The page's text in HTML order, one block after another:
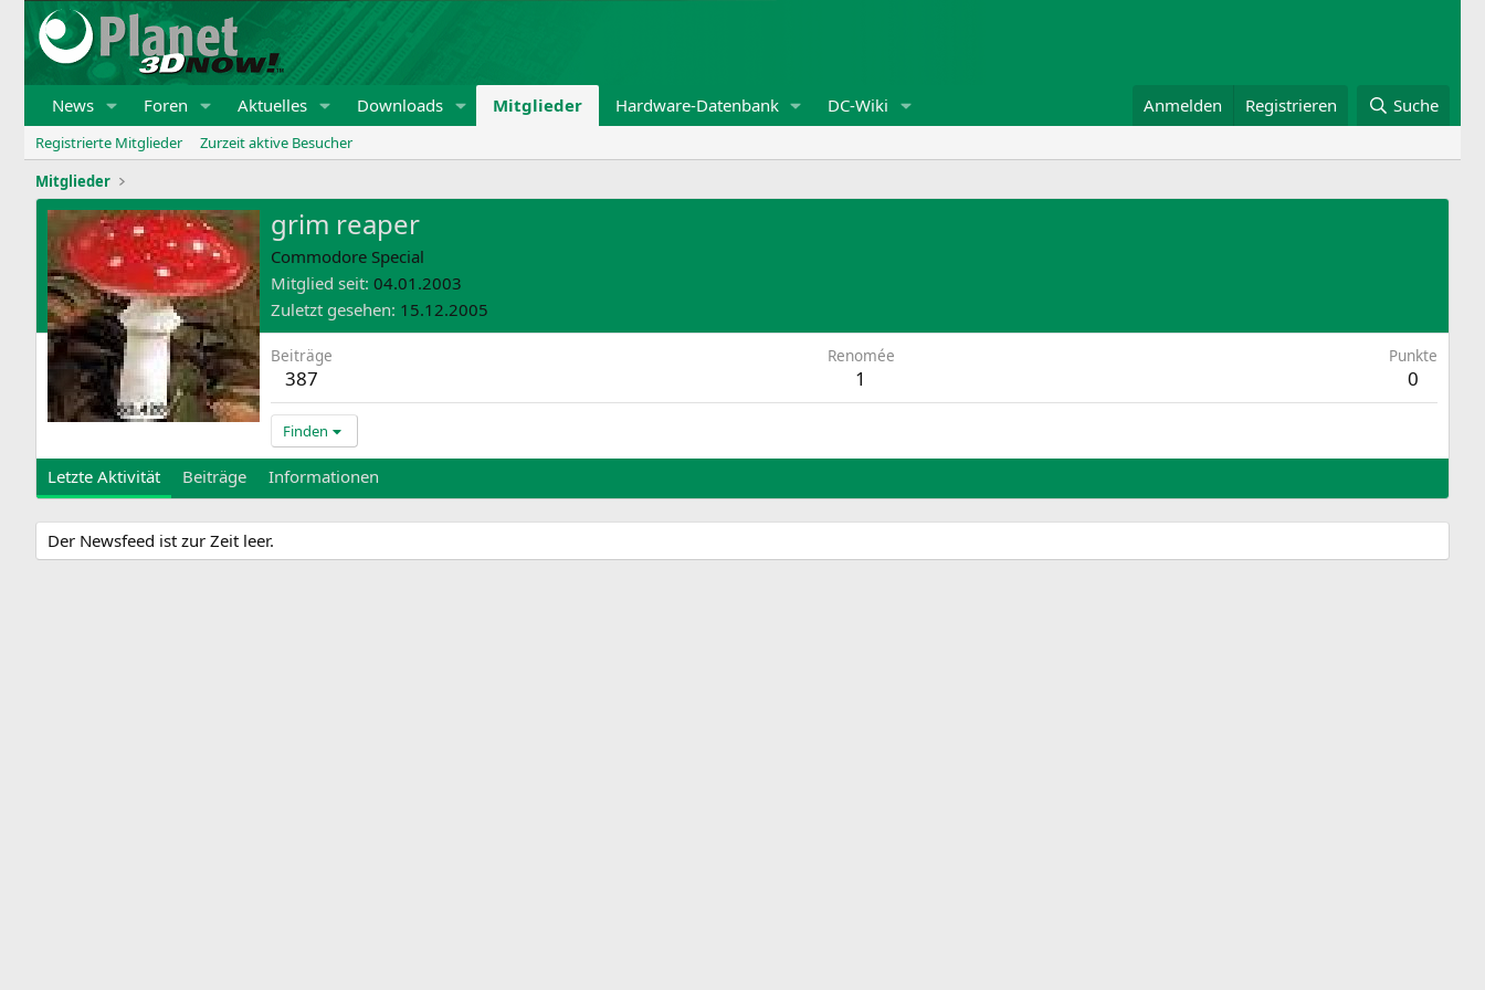
News Foren Aktuelles Downloads Mitglieder Hardware-Datenbank DC-Wiki Anmelden Registrieren Suche
Registrierte Mitglieder
Zurzeit aktive Besucher
Mitglieder
grim reaper
Commodore Special
Mitglied seit 04.01.2003
Zuletzt gesehen 15.12.2005
Beiträge
387
Renomée
1
Punkte
0
Finden
Letzte Aktivität Beiträge Informationen
Der Newsfeed ist zur Zeit leer.